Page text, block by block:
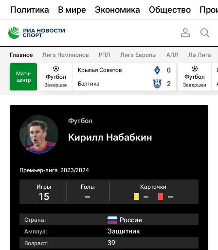
Политика В мире Экономика Общество
Главное Лига Чемпионов РПЛ Лига Европы АПЛ Ла Лига
Матч-
центр
Футбол
Завершен
Крылья Советов
Балтика
0
2
Футбол
Завершен
Футбол
Кирилл Набабкин
Премьер-лига 2023/2024
Игры
15
Голы
–
Карточки
– –
Страна: Россия
Амплуа: Защитник
Возраст: 39